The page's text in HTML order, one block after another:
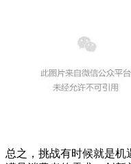
总之，挑战有时候就是